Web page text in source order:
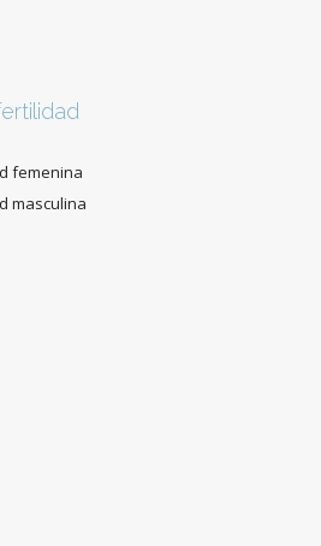
femenina
masculina